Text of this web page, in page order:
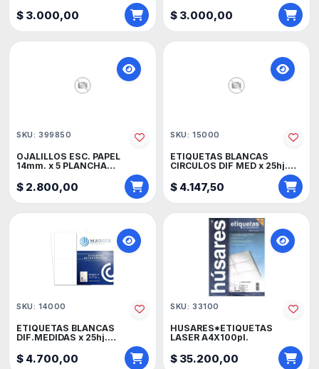
$ 3.000,00 $ 3.000,00
SKU: 399850
OJALILLOS ESC. PAPEL
14mm. x 5 PLANCHA
$ 2.800,00
SKU: 15000
ETIQUETAS BLANCAS
CIRCULOS DIF MED x 25hj.
$ 4.147,50
SKU: 14000
ETIQUETAS BLANCAS
DIF.MEDIDAS x 25hj.
$ 4.700,00
SKU: 33100
HUSARES*ETIQUETAS
LASER A4X100pl.
$ 35.200,00